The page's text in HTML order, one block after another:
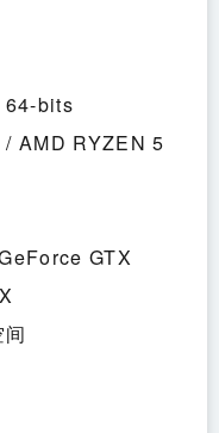
64-bits
AMD RYZEN 5
GTX